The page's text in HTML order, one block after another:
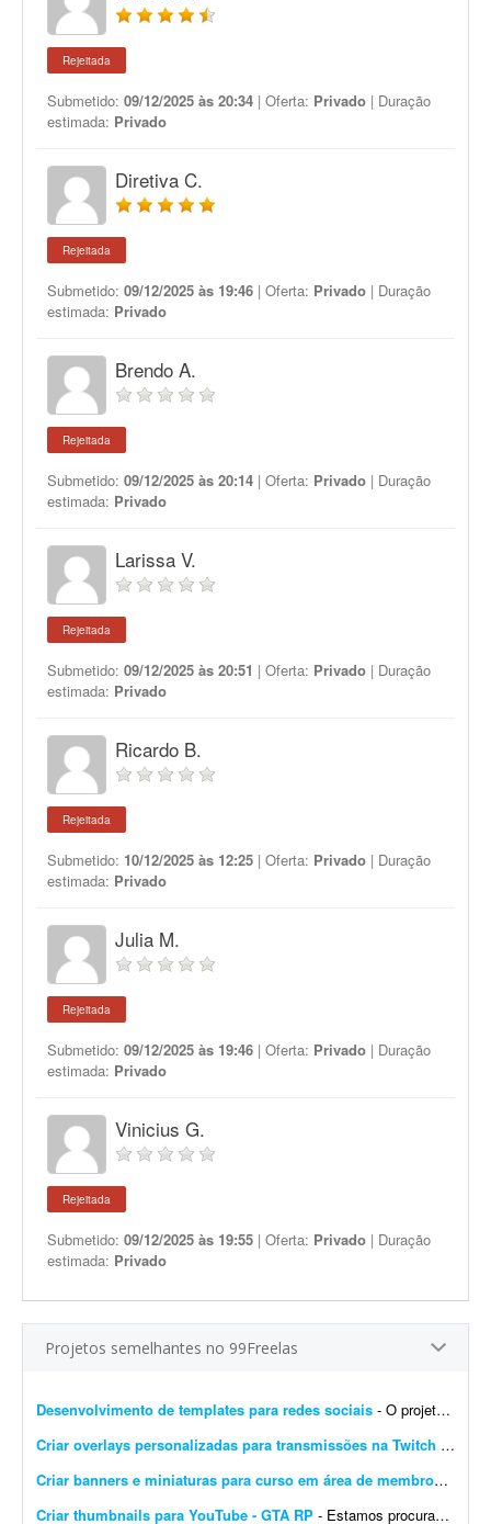
Rejeitada
Submetido: 09/12/2025 às 20:34 | Oferta: Privado | Duração
estimada: Privado
Diretiva C.
Rejeitada
Submetido: 09/12/2025 às 19:46 | Oferta: Privado | Duração
estimada: Privado
Brendo A.
Rejeitada
Submetido: 09/12/2025 às 20:14 | Oferta: Privado | Duração
estimada: Privado
Larissa V.
Rejeitada
Submetido: 09/12/2025 às 20:51 | Oferta: Privado | Duração
estimada: Privado
Ricardo B.
Rejeitada
Submetido: 10/12/2025 às 12:25 | Oferta: Privado | Duração
estimada: Privado
Julia M.
Rejeitada
Submetido: 09/12/2025 às 19:46 | Oferta: Privado | Duração
estimada: Privado
Vinicius G.
Rejeitada
Submetido: 09/12/2025 às 19:55 | Oferta: Privado | Duração
estimada: Privado
Projetos semelhantes no 99Freelas
Desenvolvimento de templates para redes sociais - O projeto consiste em: Dar continuidade a uma identidade visual já existente (logotipo, paleta e tipografia já estão prontos). Já possuem brand kit pronto e a demo da p...
Criar overlays personalizadas para transmissões na Twitch
Criar banners e miniaturas para curso em área de membros
-
Criar thumbnails para YouTube - GTA RP - Estamos procurando um(a) designer de thumbnails experiente e criativo(a) para fazer parte da nossa equipe! Buscamos alguém que já tenha experiência com conteúdo de games...